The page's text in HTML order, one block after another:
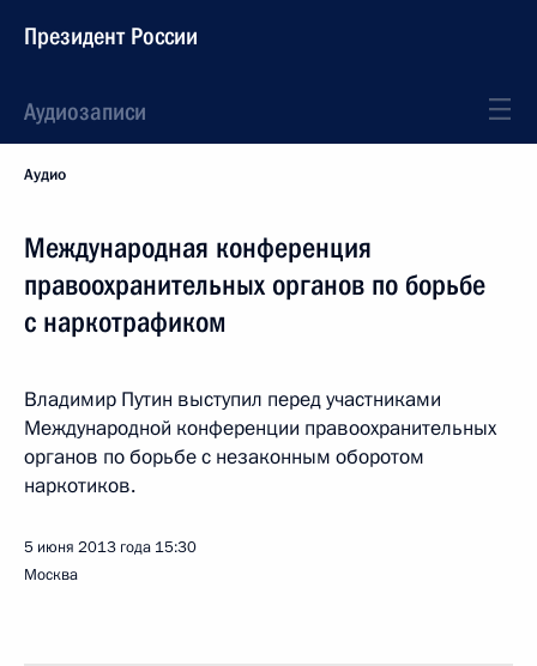
Президент России
Аудиозаписи
Аудио
Международная конференция
правоохранительных органов по борьбе
с наркотрафиком
Владимир Путин выступил перед участниками
Международной конференции правоохранительных
органов по борьбе с незаконным оборотом
наркотиков.
5 июня 2013 года 15:30
Москва